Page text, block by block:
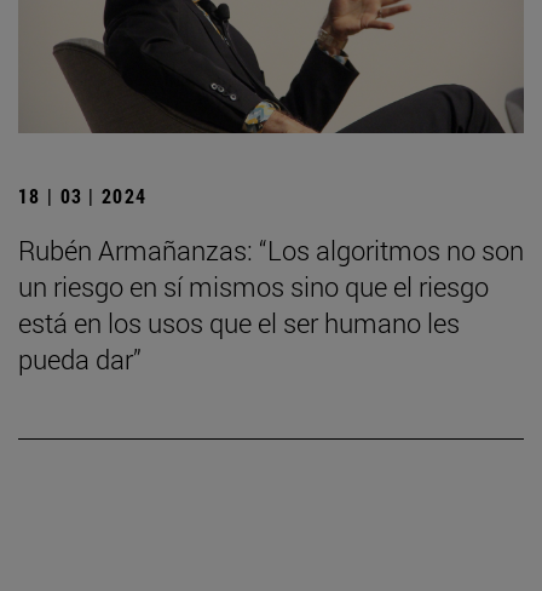
18 | 03 | 2024
Rubén Armañanzas: “Los algoritmos no son
un riesgo en sí mismos sino que el riesgo
está en los usos que el ser humano les
pueda dar”